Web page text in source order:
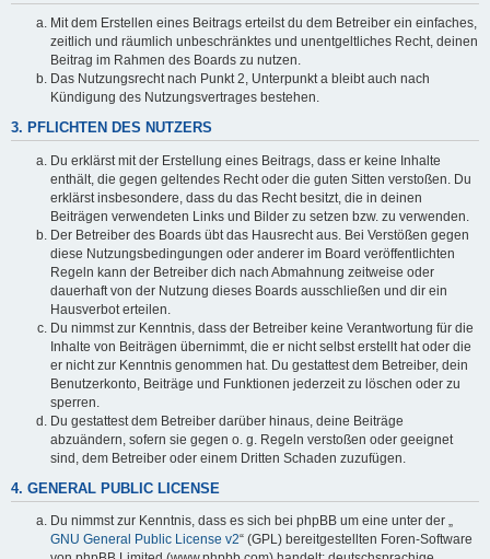
Mit dem Erstellen eines Beitrags erteilst du dem Betreiber ein einfaches,
zeitlich und räumlich unbeschränktes und unentgeltliches Recht, deinen
Beitrag im Rahmen des Boards zu nutzen.
Das Nutzungsrecht nach Punkt 2, Unterpunkt a bleibt auch nach
Kündigung des Nutzungsvertrages bestehen.
3. PFLICHTEN DES NUTZERS
Du erklärst mit der Erstellung eines Beitrags, dass er keine Inhalte
enthält, die gegen geltendes Recht oder die guten Sitten verstoßen. Du
erklärst insbesondere, dass du das Recht besitzt, die in deinen
Beiträgen verwendeten Links und Bilder zu setzen bzw. zu verwenden.
Der Betreiber des Boards übt das Hausrecht aus. Bei Verstößen gegen
diese Nutzungsbedingungen oder anderer im Board veröffentlichten
Regeln kann der Betreiber dich nach Abmahnung zeitweise oder
dauerhaft von der Nutzung dieses Boards ausschließen und dir ein
Hausverbot erteilen.
Du nimmst zur Kenntnis, dass der Betreiber keine Verantwortung für die
Inhalte von Beiträgen übernimmt, die er nicht selbst erstellt hat oder die
er nicht zur Kenntnis genommen hat. Du gestattest dem Betreiber, dein
Benutzerkonto, Beiträge und Funktionen jederzeit zu löschen oder zu
sperren.
Du gestattest dem Betreiber darüber hinaus, deine Beiträge
abzuändern, sofern sie gegen o. g. Regeln verstoßen oder geeignet
sind, dem Betreiber oder einem Dritten Schaden zuzufügen.
4. GENERAL PUBLIC LICENSE
Du nimmst zur Kenntnis, dass es sich bei phpBB um eine unter der „
GNU General Public License v2“ (GPL) bereitgestellten Foren-Software